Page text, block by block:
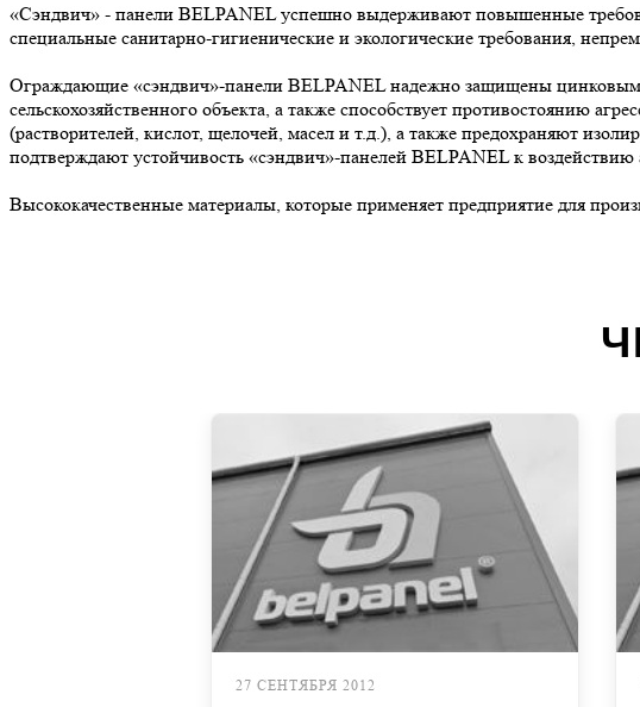
«Сэндвич» - панели BELPANEL успешно выдерживают повышенные
специальные санитарно-гигиенические и экологические требования,
Ограждающие «сэндвич»-панели BELPANEL надежно защищены цинковым
сельскохозяйственного объекта, а также способствует противостоянию
(растворителей, кислот, щелочей, масел и т.д.), а также предохраняют
подтверждают устойчивость «сэндвич»-панелей BELPANEL к воздействию
Высококачественные материалы, которые применяет предприятие для
27 СЕНТЯБРЯ 2012